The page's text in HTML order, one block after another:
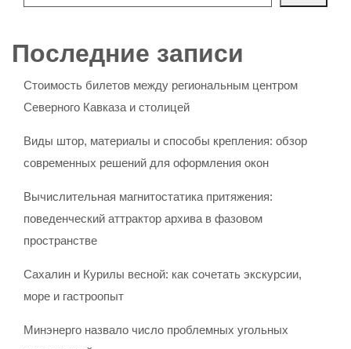
Последние записи
Стоимость билетов между региональным центром
Северного Кавказа и столицей
Виды штор, материалы и способы крепления: обзор
современных решений для оформления окон
Вычислительная магнитостатика притяжения:
поведенческий аттрактор архива в фазовом
пространстве
Сахалин и Курилы весной: как сочетать экскурсии,
море и гастроопыт
Минэнерго назвало число проблемных угольных